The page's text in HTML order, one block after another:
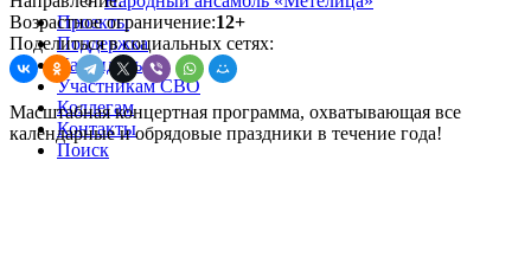
Проекты
Поддержка
Календарь
Участникам СВО
Коллегам
Контакты
Поиск
Возрастное ограничение:12+
Поделиться в социальных сетях:
Масштабная концертная программа, охватывающая все
календарные и обрядовые праздники в течение года!